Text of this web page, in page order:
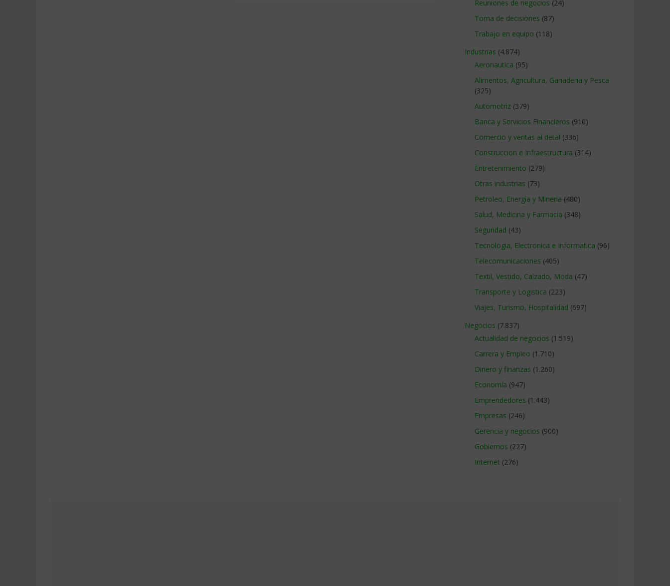
Reuniones de negocios (24)
Toma de decisiones (87)
Trabajo en equipo (118)
Industrias (4.874)
Aeronautica (95)
Alimentos, Agricultura, Ganaderia y Pesca
(325)
Automotriz (379)
Banca y Servicios Financieros (910)
Comercio y ventas al detal (336)
Construccion e Infraestructura (314)
Entretenimiento (279)
Otras industrias (73)
Petroleo, Energia y Mineria (480)
Salud, Medicina y Farmacia (348)
Seguridad (43)
Tecnologia, Electronica e Informatica (96)
Telecomunicaciones (405)
Textil, Vestido, Calzado, Moda (47)
Transporte y Logistica (223)
Viajes, Turismo, Hospitalidad (697)
Negocios (7.837)
Actualidad de negocios (1.519)
Carrera y Empleo (1.710)
Dinero y finanzas (1.260)
Economía (947)
Emprendedores (1.443)
Empresas (246)
Gerencia y negocios (900)
Gobiernos (227)
Internet (276)